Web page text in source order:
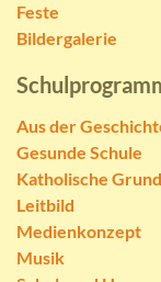
Feste
Bildergalerie
Aus der
Gesunde Schule
Katholische
Leitbild
Medienkonzept
Musik